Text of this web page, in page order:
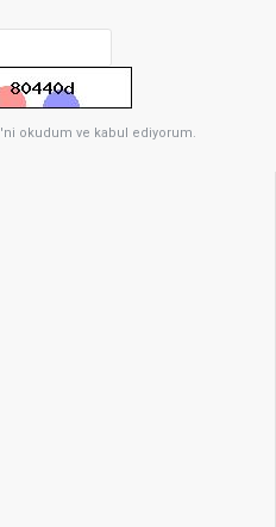
'ni okudum ve kabul ediyorum.